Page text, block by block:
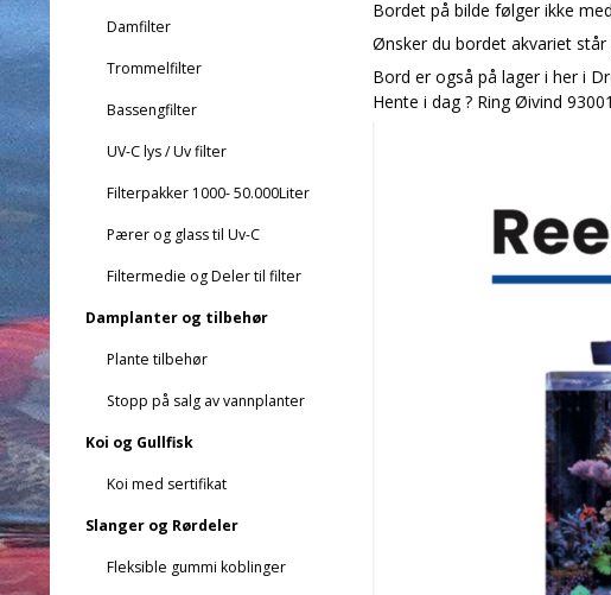
Damfilter
Trommelfilter
Bassengfilter
UV-C lys / Uv filter
Filterpakker 1000- 50.000Liter
Pærer og glass til Uv-C
Filtermedie og Deler til filter
Damplanter og tilbehør
Plante tilbehør
Stopp på salg av vannplanter
Koi og Gullfisk
Koi med sertifikat
Slanger og Rørdeler
Fleksible gummi koblinger
Bordet på bilde følger ikke
Ønsker du bordet akvariet
Bord er også på lager i her i
Hente i dag ? Ring Øivind